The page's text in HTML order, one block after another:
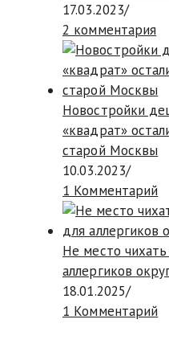
17.03.2023/
2 комментария
Новостройки
«квадрат»
старой Москвы
10.03.2023/
1 Комментарий
Не место
аллергиков
18.01.2025/
1 Комментарий